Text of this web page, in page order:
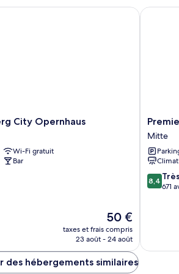
City Opernhaus
Wi-Fi gratuit
Bar
Le
nouveau
prix
de
50 €
taxes et frais compris
23 août - 24 août
Opernhaus
Premier
Inn
City
Centre
Mitte
Mitte
8.4
sur
8,4
671
Premier
des hébergements similaires